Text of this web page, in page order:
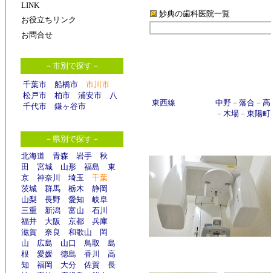
LINK
お役立ちリンク
お問合せ
－市別で探す－
千葉市 船橋市
市川市
松戸市
柏市 浦安市
八
千代市
鎌ヶ谷市
－県別で探す－
北海道
青森 岩手
秋
田
宮城 山形 福島
東
京
神奈川 埼玉
千葉
茨城
群馬 栃木
静岡
山梨
長野 愛知
岐阜
三重
新潟 富山
石川
福井
大阪 京都
兵庫
滋賀
奈良 和歌山
岡
山
広島 山口 鳥取
島
根
愛媛 徳島 香川
高
知
福岡 大分 佐賀
長
妙典の歯科医院一覧
東西線 中野－ 落合－
－ 木場－ 東陽町